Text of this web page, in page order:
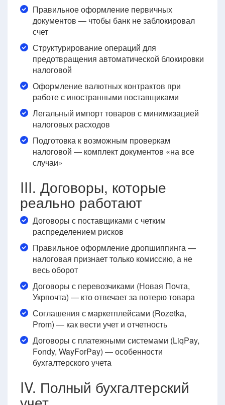
Правильное оформление первичных
документов — чтобы банк не заблокировал
счет
Структурирование операций для
предотвращения автоматической блокировки
налоговой
Оформление валютных контрактов при
работе с иностранными поставщиками
Легальный импорт товаров с минимизацией
налоговых расходов
Подготовка к возможным проверкам
налоговой — комплект документов «на все
случаи»
III. Договоры, которые
реально работают
Договоры с поставщиками с четким
распределением рисков
Правильное оформление дропшиппинга —
налоговая признает только комиссию, а не
весь оборот
Договоры с перевозчиками (Новая Почта,
Укрпочта) — кто отвечает за потерю товара
Соглашения с маркетплейсами (Rozetka,
Prom) — как вести учет и отчетность
Договоры с платежными системами (LiqPay,
Fondy, WayForPay) — особенности
бухгалтерского учета
IV. Полный бухгалтерский